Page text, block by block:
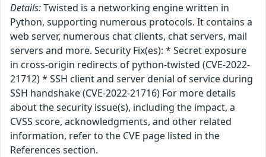
Details:Twisted is a networking engine written in
Python, supporting numerous protocols. It contains a
web server, numerous chat clients, chat servers, mail
servers and more. Security Fix(es): * Secret exposure
in cross-origin redirects of python-twisted (CVE-2022-
21712) * SSH client and server denial of service during
SSH handshake (CVE-2022-21716) For more details
about the security issue(s), including the impact, a
CVSS score, acknowledgments, and other related
information, refer to the CVE page listed in the
References section.